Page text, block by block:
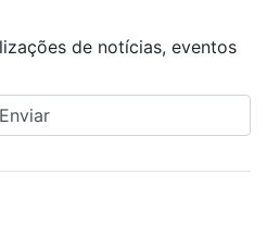
de notícias, eventos